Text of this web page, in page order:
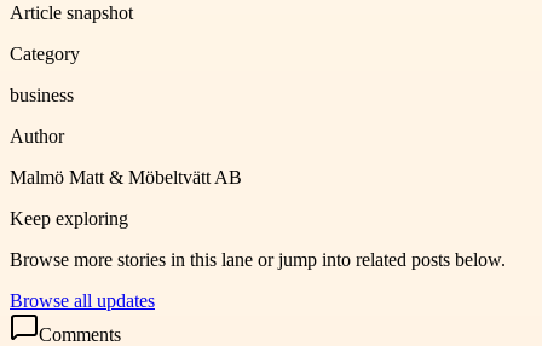
Article snapshot
Category
business
Author
Malmö Matt & Möbeltvätt AB
Keep exploring
Browse more stories in this lane or jump into related posts below.
Browse all updates
Comments